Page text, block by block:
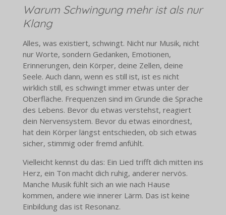
Warum Schwingung mehr ist als nur
Klang
Alles, was existiert, schwingt. Nicht nur Musik, nicht
nur Worte, sondern Gedanken, Emotionen,
Erinnerungen, dein Körper, deine Zellen, deine
Seele. Auch dann, wenn es still ist, ist es nicht
wirklich still, es schwingt immer etwas unter der
Oberfläche. Frequenzen sind im Grunde die Sprache
des Lebens. Bevor du etwas verstehst, reagiert
dein Nervensystem. Bevor du etwas einordnest,
hat dein Körper längst entschieden, ob sich etwas
sicher, stimmig oder fremd anfühlt.
Vielleicht kennst du das: Ein Lied trifft dich mitten ins
Herz, ein Ton macht dich ruhig, anderer nervös.
Manche Musik fühlt sich an wie nach Hause
kommen, andere wie innerer Lärm. Das ist keine
Einbildung das ist Resonanz.